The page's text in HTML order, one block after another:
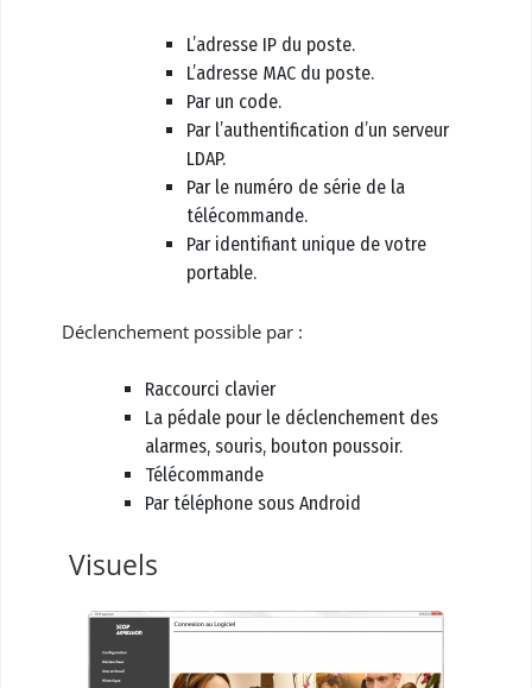
L’adresse IP du poste.
L’adresse MAC du poste.
Par un code.
Par l’authentification d’un serveur
LDAP.
Par le numéro de série de la
télécommande.
Par identifiant unique de votre
portable.
Déclenchement possible par :
Raccourci clavier
La pédale pour le déclenchement des
alarmes, souris, bouton poussoir.
Télécommande
Par téléphone sous Android
Visuels